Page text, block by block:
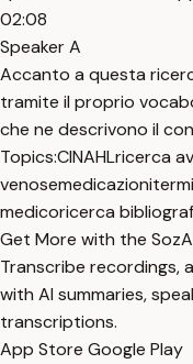
02:08
Speaker A
Accanto a questa
tramite il proprio
che ne descrivono il
Topics:CINAHLricerca
venosemedicazioni
medicoricerca
Get More with the
Transcribe recordings,
with AI summaries,
transcriptions.
App Store Google Play